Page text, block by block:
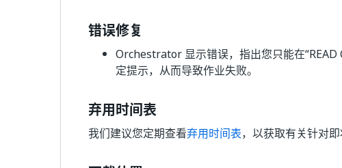
错误修复
Orchestrator 显示错误，指出您只能在“READ
定提示，从而导致作业失败。
弃用时间表
我们建议您定期查看弃用时间表，以获取有关针对